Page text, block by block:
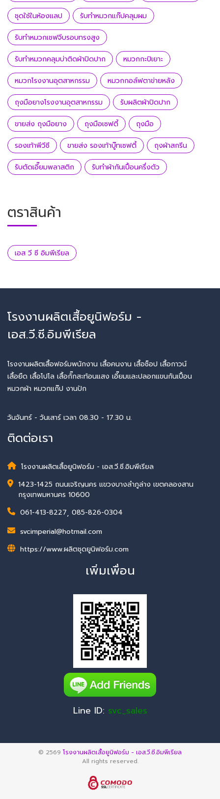
ชุดใช้ในห้องแลป รับทำหมวกแก๊ปคลุมผม
รับทำหมวกเชฟจีบรอบทรงสูง
รับทำหมวกคลุมบ่าติดผ้าปิดปาก หมวกกะปิเยาะ
หมวกโรงงานอุตสาหกรรม หมวกกอล์ฟตาข่ายหลัง
ถุงมือยางโรงงานอุตสาหกรรม รับผลิตผ้าปิดปาก
ขายส่ง ถุงมือยาง ถุงมือเซฟตี้ ถุงมือ
รองเท้าพีวีซี ขายส่ง รองเท้าบู๊ทเซฟตี้ ถุงผ้าสกรีน
รับตัดเอี๊ยมพลาสติก รับทำผ้ากันเปื้อนครึ่งตัว
ตราสินค้า
เอส วี ซี อิมพีเรียล
โรงงานผลิตเสื้อยูนิฟอร์ม -
เอส.วี.ซี.อิมพีเรียล
โรงงานผลิตเสื้อฟอร์มพนักงาน เสื้อคนงาน เสื้อช็อป เสื้อกาวน์
เสื้อยืด เสื้อโปโล เสื้อกั๊กสะท้อนแสง เอี๊ยมและปลอกแขนกันเปื้อน
หมวกผ้า หมวกแก๊ป งานปัก
วันจันทร์ - วันเสาร์ เวลา 08.30 - 17.30 น.
ติดต่อเรา
โรงงานผลิตเสื้อยูนิฟอร์ม - เอส.วี.ซี.อิมพีเรียล
1423-1425 ถนนเจริญนคร แขวงบางลำภูล่าง เขตคลองสาน
กรุงเทพมหานคร 10600
061-413-8227, 085-826-0304
svcimperial@hotmail.com
https://www.ผลิตชุดยูนิฟอร์ม.com
เพิ่มเพื่อน
Line ID: svc_sales
© 2569 โรงงานผลิตเสื้อยูนิฟอร์ม - เอส.วี.ซี.อิมพีเรียล
All rights reserved.